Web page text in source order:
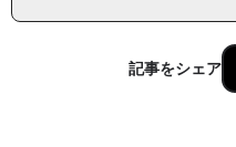
記事をシェア